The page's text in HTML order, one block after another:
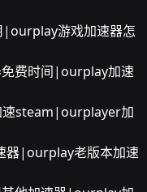
游戏加速器怎
费时间|ourplay加速
steam|ourplayer加
|ourplay老版本加速